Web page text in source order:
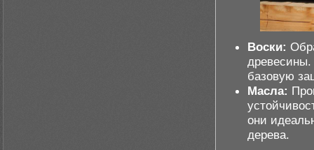
Воски:
базовую
Масла:
они
дерева.